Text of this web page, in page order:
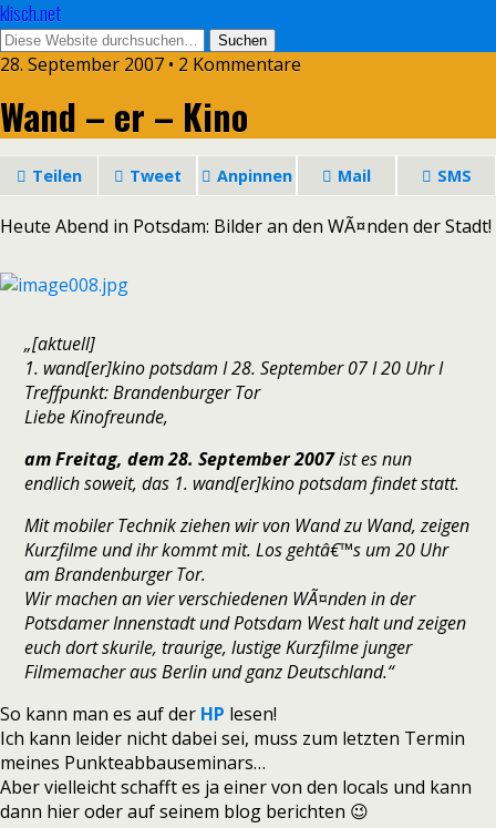
klisch.net
28. September 2007 • 2 Kommentare
Wand – er – Kino
Teilen Tweet Anpinnen Mail SMS
Heute Abend in Potsdam: Bilder an den WÃ¤nden der Stadt!
„[aktuell]
1. wand[er]kino potsdam I 28. September 07 I 20 Uhr I
Treffpunkt: Brandenburger Tor
Liebe Kinofreunde,
am Freitag, dem 28. September 2007ist es nun
endlich soweit, das 1. wand[er]kino potsdam findet statt.
Mit mobiler Technik ziehen wir von Wand zu Wand, zeigen
Kurzfilme und ihr kommt mit. Los gehtâ€™s um 20 Uhr
am Brandenburger Tor.
Wir machen an vier verschiedenen WÃ¤nden in der
Potsdamer Innenstadt und Potsdam West halt und zeigen
euch dort skurile, traurige, lustige Kurzfilme junger
Filmemacher aus Berlin und ganz Deutschland.“
So kann man es auf der HP lesen!
Ich kann leider nicht dabei sei, muss zum letzten Termin
meines Punkteabbauseminars…
Aber vielleicht schafft es ja einer von den locals und kann
dann hier oder auf seinem blog berichten 😉